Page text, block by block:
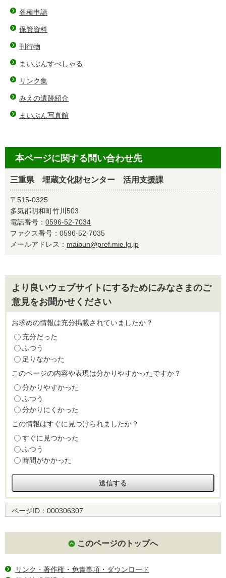
各種申請
保管資料
刊行物
まいぶんすぺしゃる
リンク集
みえの遺跡紹介
まいぶん写真館
本ページに関する問い合わせ先
三重県 埋蔵文化財センター 活用支援課
〒515-0325
多気郡明和町竹川503
電話番号： 0596-52-7034
ファクス番号：0596-52-7035
メールアドレス： maibun@pref.mie.lg.jp
より良いウェブサイトにするためにみなさまのご
意見をお聞かせください
お求めの情報は充分掲載されていましたか？
充分だった
ふつう
足りなかった
このページの内容や表現は分かりやすかったですか？
分かりやすかった
ふつう
分かりにくかった
この情報はすぐに見つけられましたか？
すぐに見つかった
ふつう
時間がかかった
ページID： 000306307
このページのトップへ
リンク・著作権・免責事項・ダウンロード